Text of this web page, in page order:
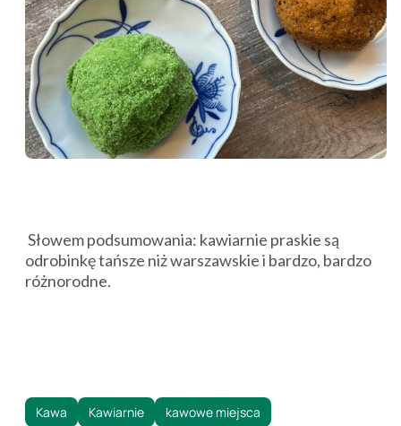
Słowem podsumowania: kawiarnie praskie są
odrobinkę tańsze niż warszawskie i bardzo, bardzo
różnorodne.
Kawa Kawiarnie kawowe miejsca